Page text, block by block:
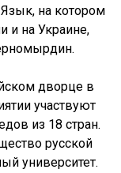
на котором
и на Украине,
дворце в
участвуют
из 18 стран.
русской
университет.